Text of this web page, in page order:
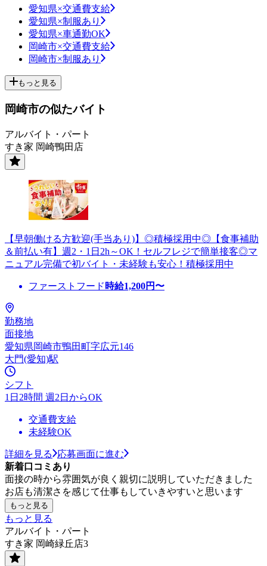
愛知県×交通費支給
愛知県×制服あり
愛知県×車通勤OK
岡崎市×交通費支給
岡崎市×制服あり
もっと見る
岡崎市の似たバイト
アルバイト・パート
すき家 岡崎鴨田店
【早朝働ける方歓迎(手当あり)】◎積極採用中◎【食事補助
＆前払い有】週2・1日2h～OK！セルフレジで簡単接客◎マ
ニュアル完備で初バイト・未経験も安心！積極採用中
ファーストフード 時給1,200円〜
勤務地
面接地
愛知県岡崎市鴨田町字広元146
大門(愛知)駅
シフト
1日2時間 週2日からOK
交通費支給
未経験OK
詳細を見る
応募画面に進む
新着口コミあり
面接の時から雰囲気が良く親切に説明していただきました
お店も清潔さを感じて仕事もしていきやすいと思います
もっと見る
もっと見る
アルバイト・パート
すき家 岡崎緑丘店3